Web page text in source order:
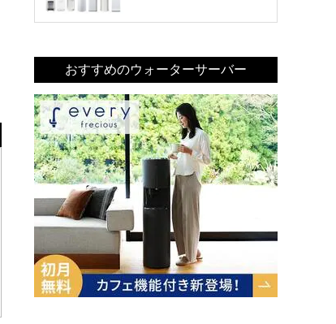
おすすめのウォーターサーバー